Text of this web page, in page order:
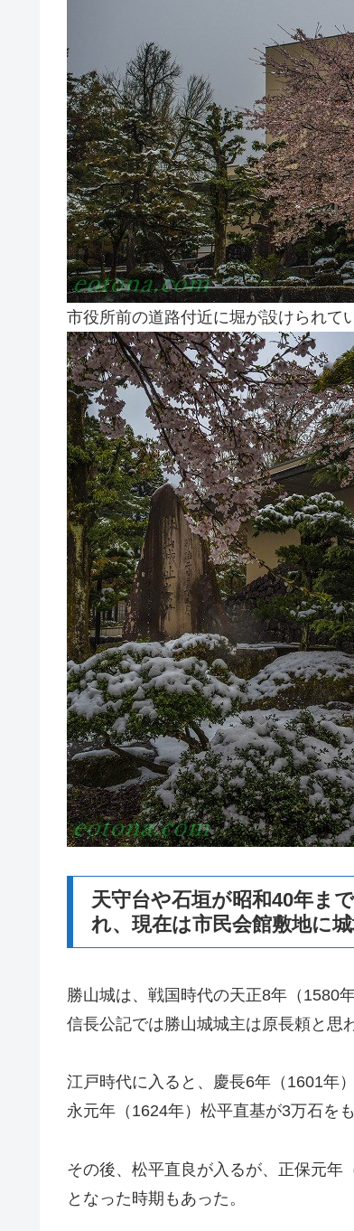
市役所前の道路付近に堀が設けられて
天守台や石垣が昭和40年ま
れ、現在は市民会館敷地に
勝山城は、戦国時代の天正8年（1580
信長公記では勝山城城主は原長頼と思
江戸時代に入ると、慶長6年（1601年
永元年（1624年）松平直基が3万石を
その後、松平直良が入るが、正保元年
となった時期もあった。